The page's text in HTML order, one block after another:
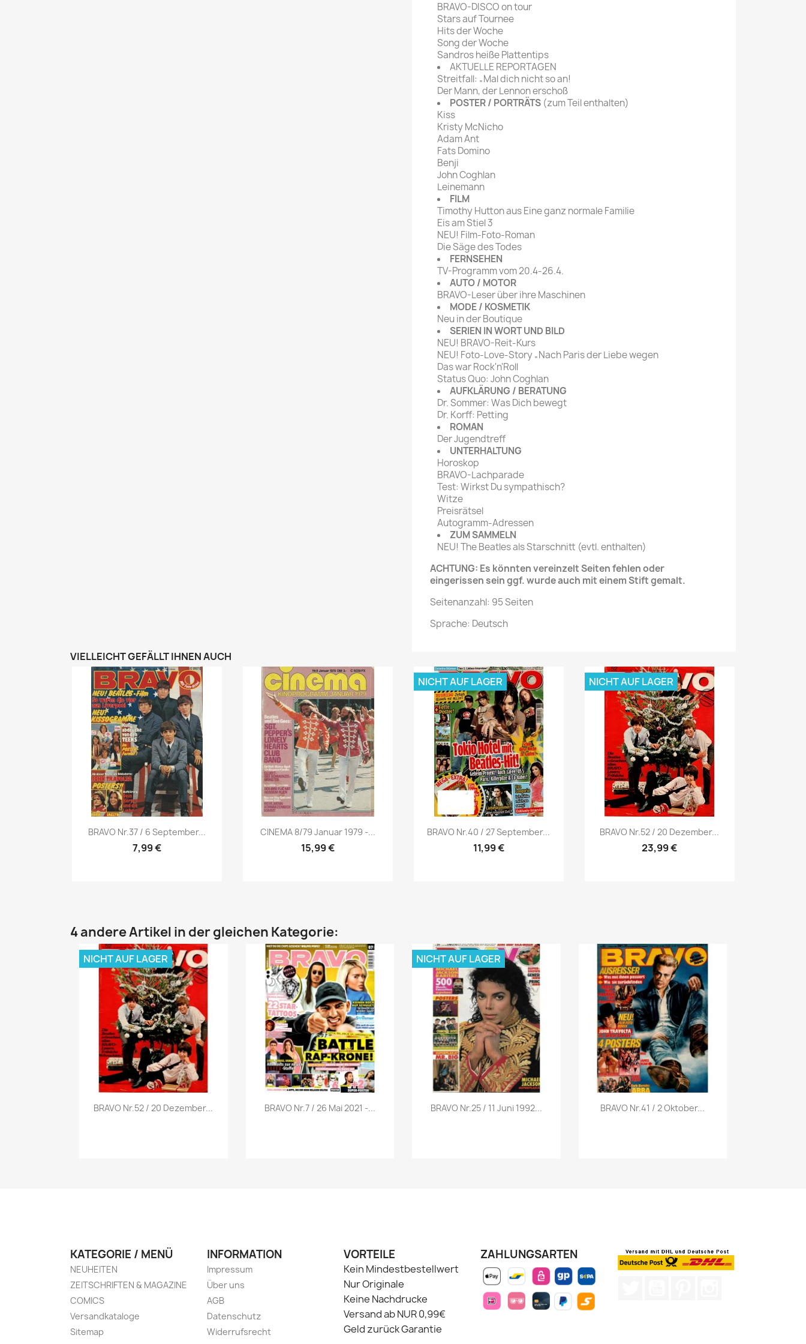
BRAVO-DISCO on tour
Stars auf Tournee
Hits der Woche
Song der Woche
Sandros heiße Plattentips
AKTUELLE REPORTAGEN
Streitfall: „Mal dich nicht so an!
Der Mann, der Lennon erschoß
POSTER / PORTRÄTS (zum Teil enthalten)
Kiss
Kristy McNicho
Adam Ant
Fats Domino
Benji
John Coghlan
Leinemann
FILM
Timothy Hutton aus Eine ganz normale Familie
Eis am Stiel 3
NEU! Film-Foto-Roman
Die Säge des Todes
FERNSEHEN
TV-Programm vom 20.4-26.4.
AUTO / MOTOR
BRAVO-Leser über ihre Maschinen
MODE / KOSMETIK
Neu in der Boutique
SERIEN IN WORT UND BILD
NEU! BRAVO-Reit-Kurs
NEU! Foto-Love-Story „Nach Paris der Liebe wegen
Das war Rock'n'Roll
Status Quo: John Coghlan
AUFKLÄRUNG / BERATUNG
Dr. Sommer: Was Dich bewegt
Dr. Korff: Petting
ROMAN
Der Jugendtreff
UNTERHALTUNG
Horoskop
BRAVO-Lachparade
Test: Wirkst Du sympathisch?
Witze
Preisrätsel
Autogramm-Adressen
ZUM SAMMELN
NEU! The Beatles als Starschnitt (evtl. enthalten)
ACHTUNG: Es könnten vereinzelt Seiten fehlen oder
eingerissen sein ggf. wurde auch mit einem Stift gemalt.
Seitenanzahl: 95 Seiten
Sprache: Deutsch
VIELLEICHT GEFÄLLT IHNEN AUCH
Vorschau
BRAVO Nr.37 / 6 September...
7,99 €
Vorschau
CINEMA 8/79 Januar 1979 -...
15,99 €
Vorschau
BRAVO Nr.40 / 27 September...
11,99 €
NICHT AUF LAGER
Vorschau
BRAVO Nr.52 / 20 Dezember...
23,99 €
NICHT AUF LAGER
4 andere Artikel in der gleichen Kategorie:
Vorschau
BRAVO Nr.52 / 20 Dezember...
NICHT AUF LAGER
Vorschau
BRAVO Nr.7 / 26 Mai 2021 -... Vorschau
BRAVO Nr.25 / 11 Juni 1992...
NICHT AUF LAGER
Vorschau
BRAVO Nr.41 / 2 Oktober...
KATEGORIE / MENÜ
NEUHEITEN
ZEITSCHRIFTEN & MAGAZINE
COMICS
Versandkataloge
Sitemap
INFORMATION
Impressum
Über uns
AGB
Datenschutz
Widerrufsrecht
VORTEILE
Kein Mindestbestellwert
Nur Originale
Keine Nachdrucke
Versand ab NUR 0,99€
Geld zurück Garantie
ZAHLUNGSARTEN